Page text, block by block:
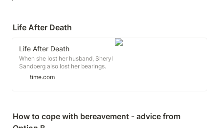
Life After Death
Life After Death
When she lost her husband, Sheryl
Sandberg also lost her bearings.
Now she wants to help others find
a way through grief By Belinda
Luscombe For Dave Goldberg,
time.com
How to cope with bereavement - advice from